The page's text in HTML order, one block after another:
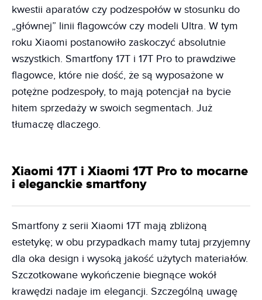
kwestii aparatów czy podzespołów w stosunku do
„głównej” linii flagowców czy modeli Ultra. W tym
roku Xiaomi postanowiło zaskoczyć absolutnie
wszystkich. Smartfony 17T i 17T Pro to prawdziwe
flagowce, które nie dość, że są wyposażone w
potężne podzespoły, to mają potencjał na bycie
hitem sprzedaży w swoich segmentach. Już
tłumaczę dlaczego.
Xiaomi 17T i Xiaomi 17T Pro to mocarne
i eleganckie smartfony
Smartfony z serii Xiaomi 17T mają zbliżoną
estetykę; w obu przypadkach mamy tutaj przyjemny
dla oka design i wysoką jakość użytych materiałów.
Szczotkowane wykończenie biegnące wokół
krawędzi nadaje im elegancji. Szczególną uwagę